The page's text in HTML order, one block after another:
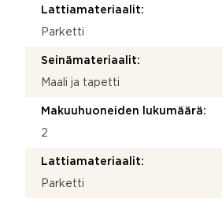
Lattiamateriaalit:
Parketti
Seinämateriaalit:
Maali ja tapetti
Makuuhuoneiden lukumäärä:
2
Lattiamateriaalit:
Parketti